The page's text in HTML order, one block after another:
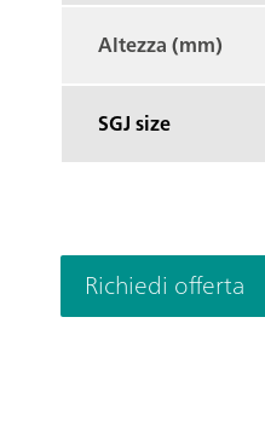
Altezza (mm)
SGJ size
Richiedi offerta